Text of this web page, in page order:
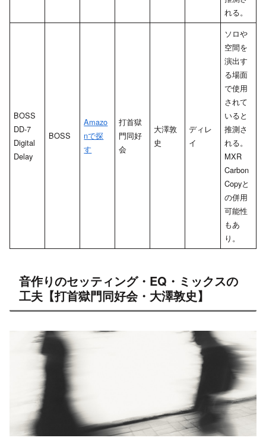
れる。
BOSS
DD-7
Digital
Delay
BOSS
Amazo
nで探
す
打首獄
門同好
会
大澤敦
史
ディレ
イ
ソロや
空間を
演出す
る場面
で使用
されて
いると
推測さ
れる。
MXR
Carbon
Copyと
の併用
可能性
もあ
り。
音作りのセッティング・EQ・ミックスの
工夫【打首獄門同好会・大澤敦史】